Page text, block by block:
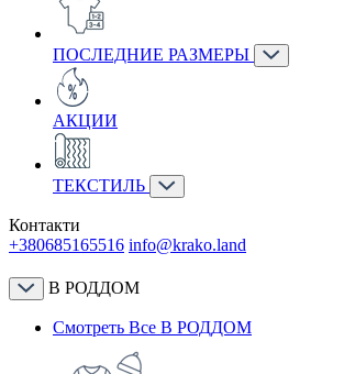
ПОСЛЕДНИЕ РАЗМЕРЫ
АКЦИИ
ТЕКСТИЛЬ
Контакти
+380685165516 info@krako.land
В РОДДОМ
Смотреть Все В РОДДОМ